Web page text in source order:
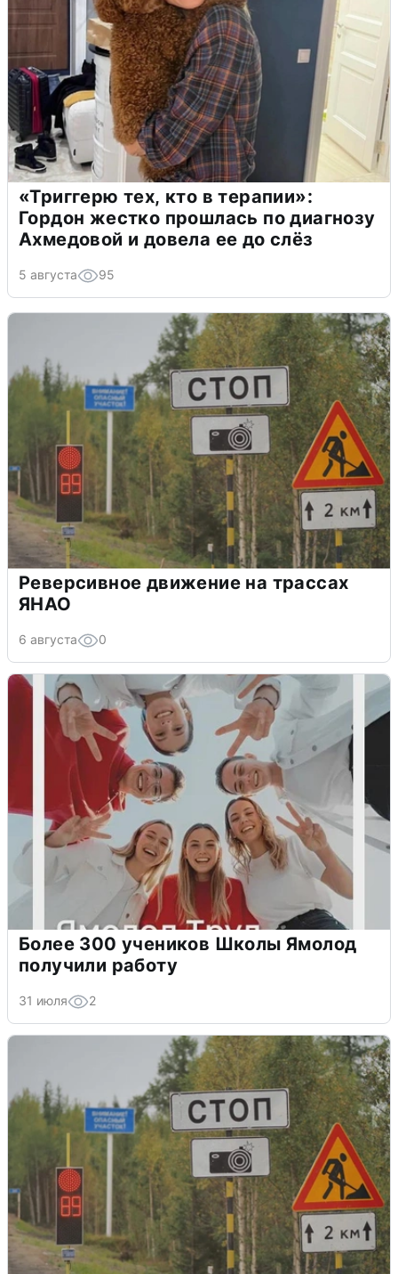
«Триггерю тех, кто в терапии»:
Гордон жестко прошлась по диагнозу
Ахмедовой и довела ее до слёз
5 августа 95
Реверсивное движение на трассах
ЯНАО
6 августа 0
Более 300 учеников Школы Ямолод
получили работу
31 июля 2